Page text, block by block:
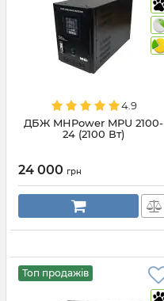
4.9
ДБЖ MHPower MPU 2100-
24 (2100 Вт)
24 000 грн
Топ продажів